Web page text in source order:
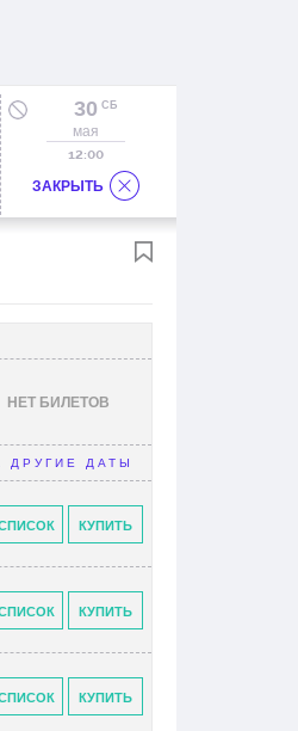
30 СБ
мая
12:00
ЗАКРЫТЬ
НЕТ БИЛЕТОВ
ДРУГИЕ ДАТЫ
КУПИТЬ
КУПИТЬ
КУПИТЬ